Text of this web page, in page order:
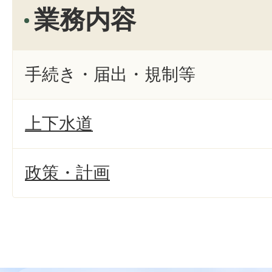
業務内容
手続き・届出・規制等
上下水道
政策・計画